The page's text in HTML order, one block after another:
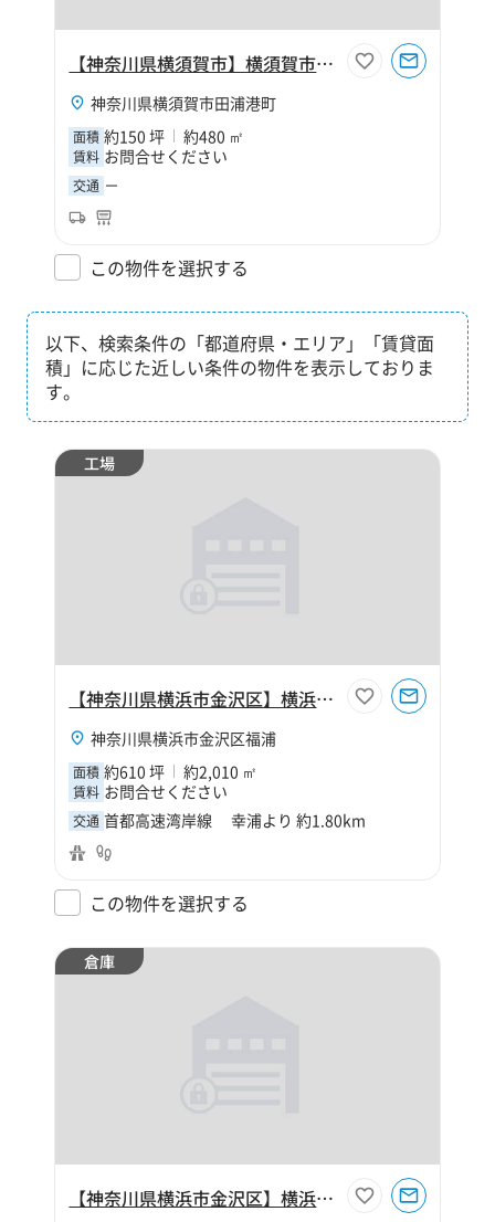
【神奈川県横須賀市】横須賀市田浦港町150坪工場
神奈川県横須賀市田浦港町
面積 約150 坪 約480 ㎡
賃料 お問合せください
交通 －
この物件を選択する
以下、検索条件の「都道府県・エリア」「賃貸面
積」に応じた近しい条件の物件を表示しておりま
す。
工場
【神奈川県横浜市金沢区】横浜市金沢区福浦2丁目610坪工場
神奈川県横浜市金沢区福浦
面積 約610 坪 約2,010 ㎡
賃料 お問合せください
交通 首都高速湾岸線 幸浦より 約1.80km
この物件を選択する
倉庫
【神奈川県横浜市金沢区】横浜市金沢区幸浦2丁目250坪倉庫